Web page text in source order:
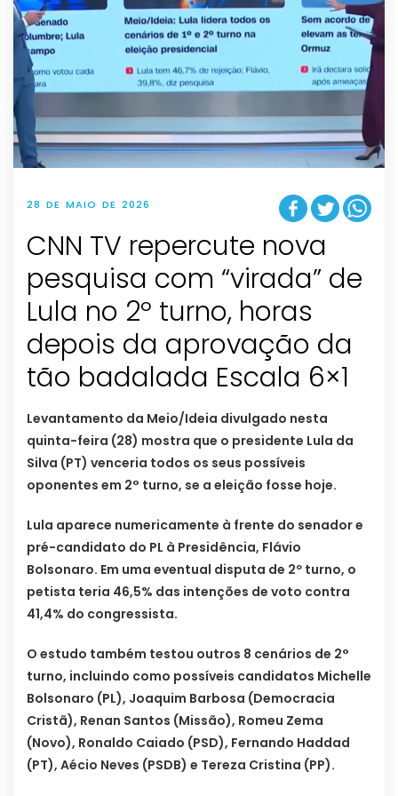
28 DE MAIO DE 2026
CNN TV repercute nova
pesquisa com “virada” de
Lula no 2º turno, horas
depois da aprovação da
tão badalada Escala 6×1
Levantamento da Meio/Ideia divulgado nesta
quinta-feira (28) mostra que o presidente Lula da
Silva (PT) venceria todos os seus possíveis
oponentes em 2° turno, se a eleição fosse hoje.
Lula aparece numericamente à frente do senador e
pré-candidato do PL à Presidência, Flávio
Bolsonaro. Em uma eventual disputa de 2º turno, o
petista teria 46,5% das intenções de voto contra
41,4% do congressista.
O estudo também testou outros 8 cenários de 2°
turno, incluindo como possíveis candidatos Michelle
Bolsonaro (PL), Joaquim Barbosa (Democracia
Cristã), Renan Santos (Missão), Romeu Zema
(Novo), Ronaldo Caiado (PSD), Fernando Haddad
(PT), Aécio Neves (PSDB) e Tereza Cristina (PP).